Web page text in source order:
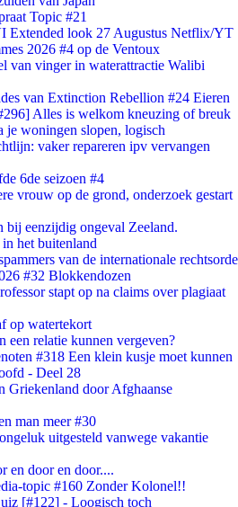
Topic #21
Extended look 27 Augustus Netflix/YT
2026 #4 op de Ventoux
van vinger in waterattractie Walibi
van Extinction Rebellion #24 Eieren
Alles is welkom kneuzing of breuk
je woningen slopen, logisch
vaker repareren ipv vervangen
6de seizoen #4
vrouw op de grond, onderzoek gestart
bij eenzijdig ongeval Zeeland.
het buitenland
van de internationale rechtsorde
#32 Blokkendozen
stapt op na claims over plagiaat
op watertekort
een relatie kunnen vergeven?
#318 Een klein kusje moet kunnen
- Deel 28
Griekenland door Afghaanse
man meer #30
uitgesteld vanwege vakantie
en door en door....
topic #160 Zonder Kolonel!!
[#122] - Loogisch toch